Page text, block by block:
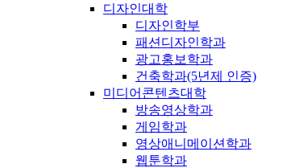
디자인대학
디자인학부
패션디자인학과
광고홍보학과
건축학과(5년제 인증)
미디어콘텐츠대학
방송영상학과
게임학과
영상애니메이션학과
웹툰학과